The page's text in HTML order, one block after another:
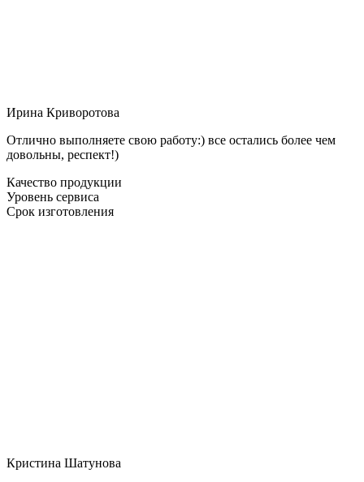
Ирина Криворотова
Отлично выполняете свою работу:) все остались более чем
довольны, респект!)
Качество продукции
Уровень сервиса
Срок изготовления
Кристина Шатунова